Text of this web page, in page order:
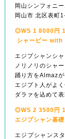
岡山シンフォニ
岡山市 北区表町
◎WS 1 8000円
シャービー with
エジプシャンシ
ノリノリのシャ
踊り方をAlmazが
エジプト人がよ
ダラァを込めて
◎WS 2 3500円
エジプシャン基
エジプシャンス